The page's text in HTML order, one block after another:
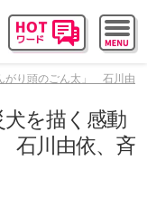
がり頭のごん太」 石川由
を描く感動
石川由依、斉